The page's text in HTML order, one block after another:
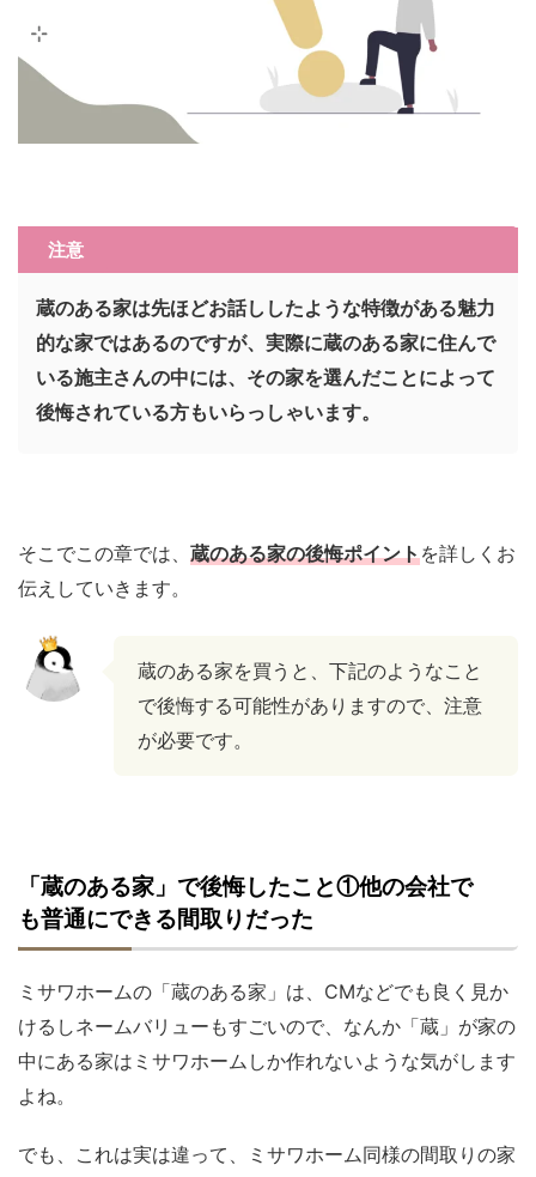
注意
蔵のある家は先ほどお話ししたような特徴がある魅力
的な家ではあるのですが、実際に蔵のある家に住んで
いる施主さんの中には、その家を選んだことによって
後悔されている方もいらっしゃいます。
そこでこの章では、 蔵のある家の後悔ポイントを詳しくお
伝えしていきます。
蔵のある家を買うと、下記のようなこと
で後悔する可能性がありますので、注意
が必要です。
「蔵のある家」で後悔したこと①他の会社で
も普通にできる間取りだった
ミサワホームの「蔵のある家」は、CMなどでも良く見か
けるしネームバリューもすごいので、なんか「蔵」が家の
中にある家はミサワホームしか作れないような気がします
よね。
でも、これは実は違って、ミサワホーム同様の間取りの家